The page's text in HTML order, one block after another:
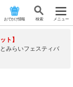
おでかけ情報 検 索 メニュー
ト】
みらいフェスティバ